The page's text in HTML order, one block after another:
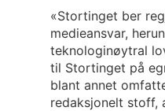
«Stortinget ber
medieansvar,
teknologinøytral
til Stortinget på
blant annet
redaksjonelt stoff,